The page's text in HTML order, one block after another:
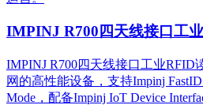
IMPINJ R700四天线接口工
IMPINJ R700四天线接口工业RFID
网的高性能设备，支持Impinj
Mode，配备Impinj IoT Device